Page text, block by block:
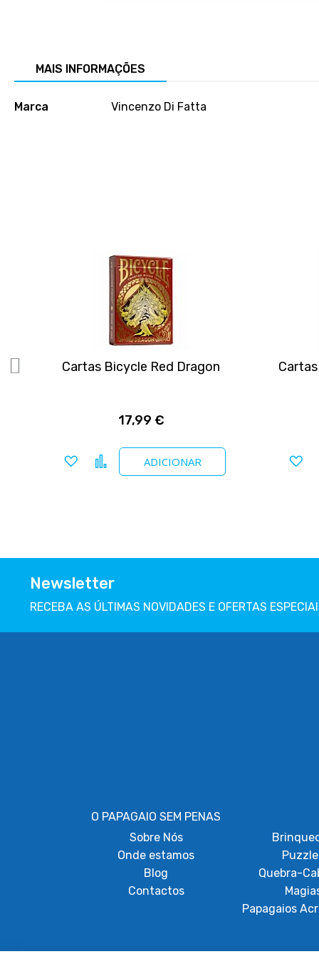
de
MAIS INFORMAÇÕES
Mais
Marca Vincenzo Di Fatta
Cartas Bicycle Red Dragon
17,99 €
ADICIONAR
Adicionar a favoritos
Comparar
Newsletter
RECEBA AS ÚLTIMAS NOVIDADES E OFERTAS
O PAPAGAIO SEM PENAS
Sobre Nós
Onde estamos
Blog
Contactos
Quebra-
Papagaios